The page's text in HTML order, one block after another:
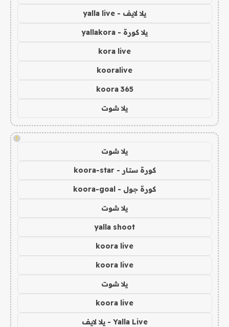
يلا لايف - yalla live
يلا كورة - yallakora
kora live
kooralive
koora 365
يلا شوت
!
يلا شوت
كورة ستار - koora-star
كورة جول - koora-goal
يلا شوت
yalla shoot
koora live
koora live
يلا شوت
koora live
Yalla Live - يلا لايف